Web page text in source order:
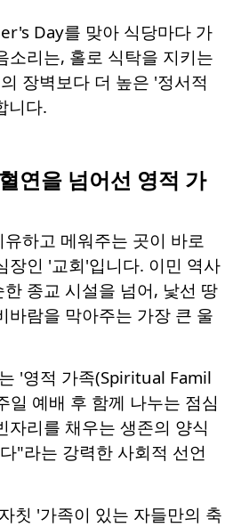
Day를 맞아 식당마다 가
소리는, 홀로 식탁을 지키는
장벽보다 더 높은 '정서적
니다.
연을 넘어선 영적 가
하고 메워주는 곳이 바로
장인 '교회'입니다. 이민 역사
종교 시설을 넘어, 낯선 땅
바람을 막아주는 가장 큰 울
'영적 가족(Spiritual Famil
일 예배 후 함께 나누는 점심
자리를 채우는 생존의 양식
"라는 강력한 사회적 선언
칫 '가족이 있는 자들만의 축